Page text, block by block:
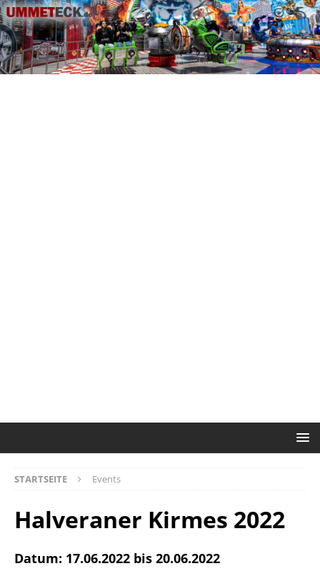
STARTSEITE Events
Halveraner Kirmes 2022
Datum: 17.06.2022 bis 20.06.2022